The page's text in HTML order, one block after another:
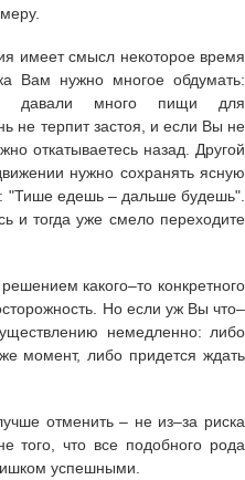
имеет смысл некоторое время
Вам нужно многое обдумать:
давали много пищи для
не терпит застоя, и если Вы не
откатываетесь назад. Другой
нужно сохранять ясную
"Тише едешь – дальше будешь".
и тогда уже смело переходите
какого–то конкретного
Но если уж Вы что–
немедленно: либо
момент, либо придется ждать
отменить – не из–за риска
того, что все подобного рода
успешными.